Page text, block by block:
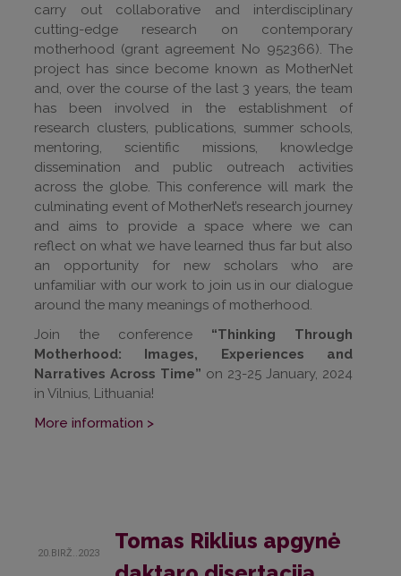
carry out collaborative and interdisciplinary
cutting-edge research on contemporary
motherhood (grant agreement No 952366). The
project has since become known as MotherNet
and, over the course of the last 3 years, the team
has been involved in the establishment of
research clusters, publications, summer schools,
mentoring, scientific missions, knowledge
dissemination and public outreach activities
across the globe. This conference will mark the
culminating event of MotherNet’s research journey
and aims to provide a space where we can
reflect on what we have learned thus far but also
an opportunity for new scholars who are
unfamiliar with our work to join us in our dialogue
around the many meanings of motherhood.
Join the conference “Thinking Through
Motherhood: Images, Experiences and
Narratives Across Time” on 23-25 January, 2024
in Vilnius, Lithuania!
More information >
20.BIRŽ..2023
Tomas Riklius apgynė